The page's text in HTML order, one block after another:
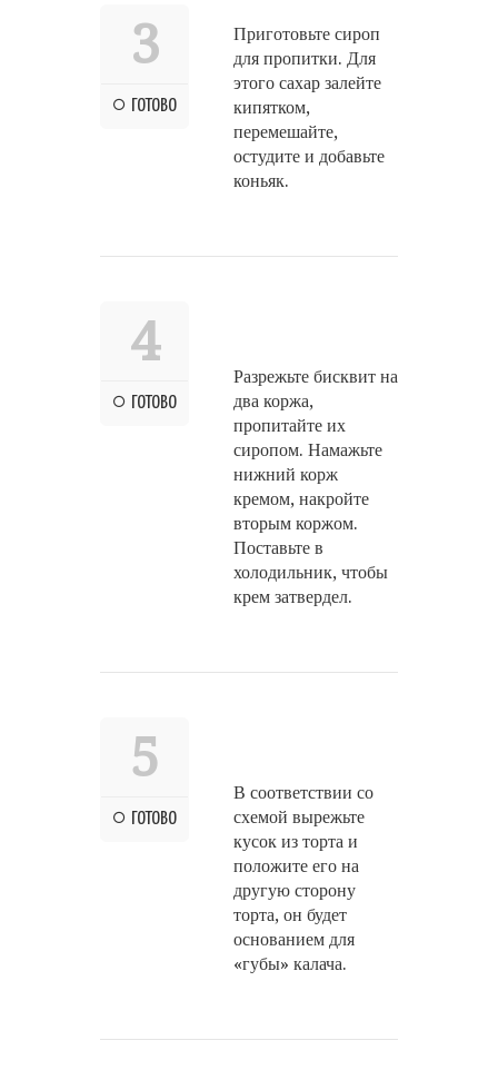
3
ГОТОВО
Приготовьте сироп
для пропитки. Для
этого сахар залейте
кипятком,
перемешайте,
остудите и добавьте
коньяк.
4
ГОТОВО
Разрежьте бисквит на
два коржа,
пропитайте их
сиропом. Намажьте
нижний корж
кремом, накройте
вторым коржом.
Поставьте в
холодильник, чтобы
крем затвердел.
5
ГОТОВО
В соответствии со
схемой вырежьте
кусок из торта и
положите его на
другую сторону
торта, он будет
основанием для
«губы» калача.